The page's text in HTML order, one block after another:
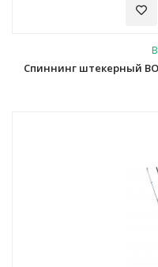
Спиннинг штекерный